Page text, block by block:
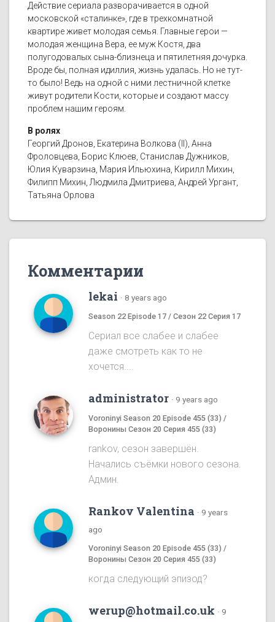
Действие сериала разворачивается в одной
московской «сталинке», где в трехкомнатной
квартире живет молодая семья. Главные герои —
молодая женщина Вера, ее муж Костя, два
полугодовалых сына-близнеца и пятилетняя дочурка.
Вроде бы, полная идиллия, жизнь удалась. Но не тут-
то было! Ведь на одной с ними лестничной клетке
живут родители Кости, которые и создают массу
проблем нашим героям.
В ролях
Георгий Дронов, Екатерина Волкова (II), Анна
Фроловцева, Борис Клюев, Станислав Дужников,
Юлия Куварзина, Мария Ильюхина, Кирилл Михин,
Филипп Михин, Людмила Дмитриева, Андрей Ургант,
Татьяна Орлова
Комментарии
lekai · 8 years ago
Season 22 Episode 17 / Сезон 22 Серия 17
Сериал все слабее и слабее
даже смотреть как то не
хочется....
administrator · 9 years ago
Voroninyi Season 20 Episode 455 (33) /
Воронины Сезон 20 Серия 455 (33)
rankov, сезон завершён.
Начались съёмки нового сезона.
Админ.
Rankov Valentina · 9 years
ago
Voroninyi Season 20 Episode 455 (33) /
Воронины Сезон 20 Серия 455 (33)
когда следующий эпизод?
werup@hotmail.co.uk · 9